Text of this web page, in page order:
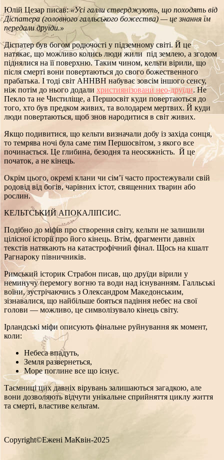
Юлій Цезар писав:«Усі галли стверджують, що походять від
Діспатера (головного галльського божества) — це знання їм
передали друїди.»
Діспатер був богом родючості у підземному світі. Й це
натякає, що можливо колись люди жили під землею, а згодом
піднялися на її поверхню. Таким чином, кельти вірили, що
після смерті вони повертаються до свого божественного
прабатька. І тоді світ АННВН набуває зовсім іншого сенсу,
ніж потім до нього додали християнізовани нео-друїди. Не
Пекло та не Чистиліще, а Першосвіт куди повертаються до
того, хто був предком живих, та володарем мертвих. Й куди
люди повертаються, щоб знов народитися в світ живих.
Якщо подивитися, що кельти визначали добу із західа сонця,
то темрява ночі була саме тим Першосвітом, з якого все
починається. Це глибина, безодня та неосяжність. Й це
початок, а не кінець.
Окрім цього, окремі клани чи сім’ї часто простежували свій
родовід від богів, чарівних істот, священних тварин або
рослин.
КЕЛЬТСЬКИЙ АПОКАЛІПСИС.
Подібно до міфів про створення світу, кельти не залишили
цілісної історії про його кінець. Втім, фрагменти давніх
текстів натякають на катастрофічний фінал. Щось на кшалт
Рагнароку півничників.
Римський історик Страбон писав, що друїди вірили у
неминучу перемогу вогню та води над існуванням. Галльські
воїни, зустрічаючись з Олександром Македонським,
зізнавалися, що найбільше бояться падіння небес на свої
голови — можливо, це символізувало кінець світу.
Ірландські міфи описують фінальне руйнування як момент,
коли:
Небеса впадуть,
Земля развернеться,
Море поглине все що існує.
Таємниці цих давніх вірувань залишаються загадкою, але
вони дозволяють відчути унікальне сприйняття циклу життя
та смерті, властиве кельтам.
Copyright©Ежені МаКвін-2025